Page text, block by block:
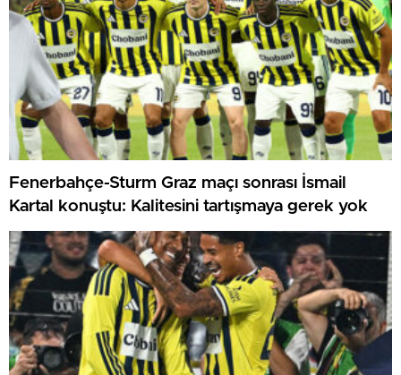
Fenerbahçe-Sturm Graz maçı sonrası İsmail
Kartal konuştu: Kalitesini tartışmaya gerek yok